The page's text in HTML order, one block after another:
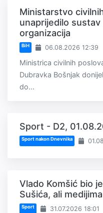
Ministarstvo
unaprijedilo
organizacija
BiH 06.08.2026 12:39
Ministrica civilnih
Dubravka Bošnjak
do...
Sport - D2,
Sport nakon Dnevnika
Vlado Komšić bio
Sušića, ali
Sport 31.07.2026 18:01